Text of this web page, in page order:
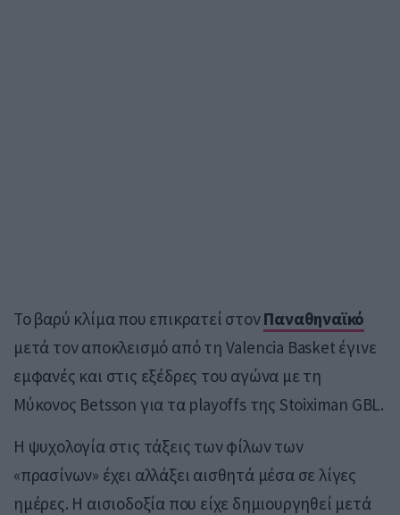
Το βαρύ κλίμα που επικρατεί στονΠαναθηναϊκό
μετά τον αποκλεισμό από τη Valencia Basket έγινε
εμφανές και στις εξέδρες του αγώνα με τη
Μύκονος Betsson για τα playoffs της Stoiximan GBL.
Η ψυχολογία στις τάξεις των φίλων των
«πρασίνων» έχει αλλάξει αισθητά μέσα σε λίγες
ημέρες. Η αισιοδοξία που είχε δημιουργηθεί μετά